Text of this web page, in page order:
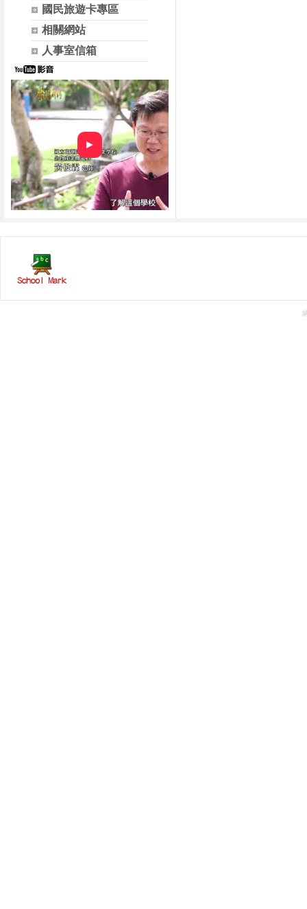
國民旅遊卡專區
相關網站
人事室信箱
►